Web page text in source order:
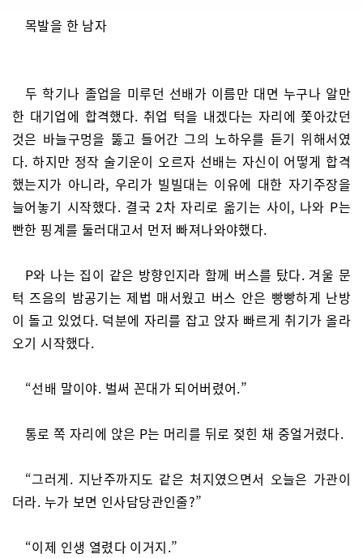
목발을 한 남자
두 학기나 졸업을 미루던 선배가 이름만 대면 누구나 알만
한 대기업에 합격했다. 취업 턱을 내겠다는 자리에 쫓아갔던
것은 바늘구멍을 뚫고 들어간 그의 노하우를 듣기 위해서였
다. 하지만 정작 술기운이 오르자 선배는 자신이 어떻게 합격
했는지가 아니라, 우리가 빌빌대는 이유에 대한 자기주장을
늘어놓기 시작했다. 결국 2차 자리로 옮기는 사이, 나와 P는
빤한 핑계를 둘러대고서 먼저 빠져나와야했다.
P와 나는 집이 같은 방향인지라 함께 버스를 탔다. 겨울 문
턱 즈음의 밤공기는 제법 매서웠고 버스 안은 빵빵하게 난방
이 돌고 있었다. 덕분에 자리를 잡고 앉자 빠르게 취기가 올라
오기 시작했다.
“선배 말이야. 벌써 꼰대가 되어버렸어.”
통로 쪽 자리에 앉은 P는 머리를 뒤로 젖힌 채 중얼거렸다.
“그러게. 지난주까지도 같은 처지였으면서 오늘은 가관이
더라. 누가 보면 인사담당관인줄?”
“이제 인생 열렸다 이거지.”